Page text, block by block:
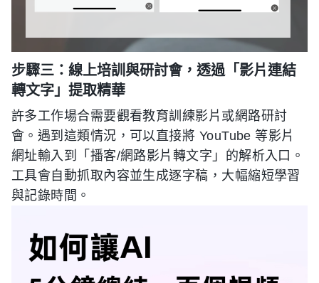
步驟三：線上培訓與研討會，透過「影片連結
轉文字」提取精華
許多工作場合需要觀看教育訓練影片或網路研討
會。遇到這類情況，可以直接將 YouTube 等影片
網址輸入到「播客/網路影片轉文字」的解析入口。
工具會自動抓取內容並生成逐字稿，大幅縮短學習
與記錄時間。